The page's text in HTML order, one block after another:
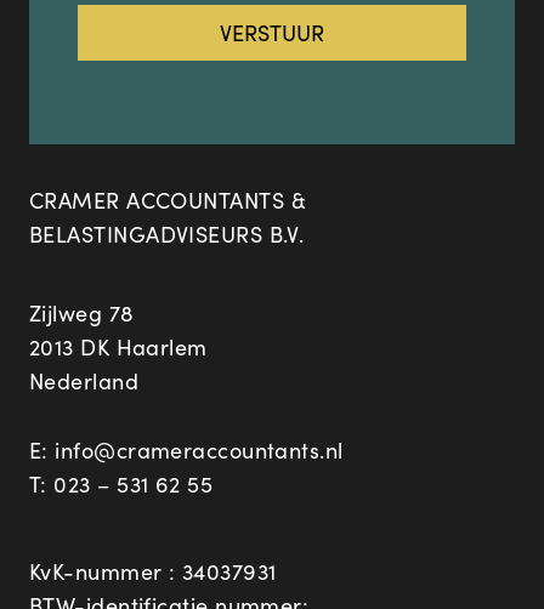
CRAMER ACCOUNTANTS &
BELASTINGADVISEURS B.V.
Zijlweg 78
2013 DK Haarlem
Nederland
E: info@crameraccountants.nl
T: 023 – 531 62 55
KvK-nummer : 34037931